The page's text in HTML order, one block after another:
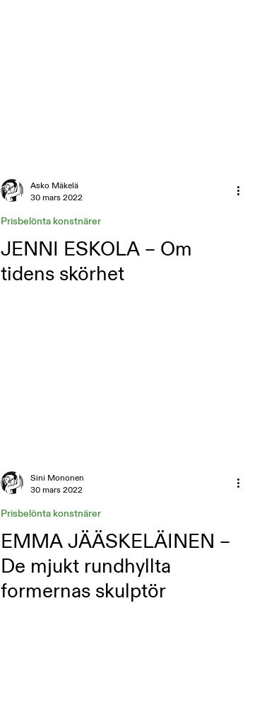
JENNI ESKOLA – Om
tidens skörhet
Prisbelönta konstnärer
Asko Mäkelä
30 mars 2022
EMMA JÄÄSKELÄINEN –
De mjukt rundhyllta
formernas skulptör
Prisbelönta konstnärer
Sini Mononen
30 mars 2022